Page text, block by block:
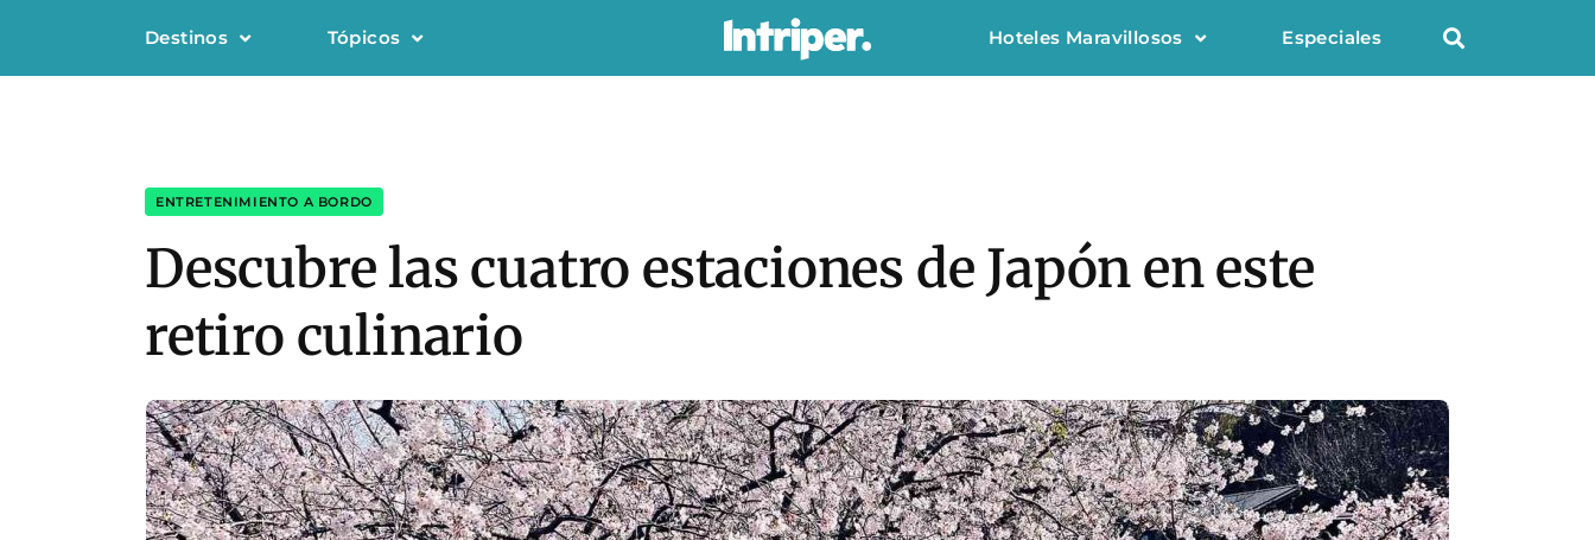
Destinos Tópicos Hoteles Maravillosos Especiales
ENTRETENIMIENTO A BORDO
Descubre las cuatro estaciones de Japón en este
retiro culinario